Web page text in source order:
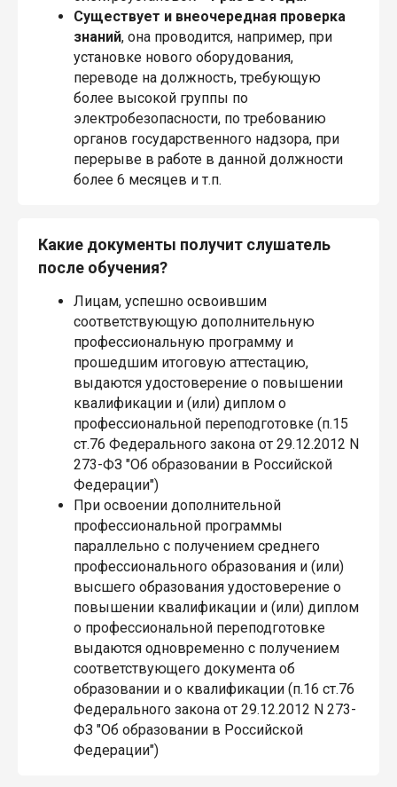
Существует и внеочередная проверка
знаний, она проводится, например, при
установке нового оборудования,
переводе на должность, требующую
более высокой группы по
электробезопасности, по требованию
органов государственного надзора, при
перерыве в работе в данной должности
более 6 месяцев и т.п.
Какие документы получит слушатель
после обучения?
Лицам, успешно освоившим
соответствующую дополнительную
профессиональную программу и
прошедшим итоговую аттестацию,
выдаются удостоверение о повышении
квалификации и (или) диплом о
профессиональной переподготовке (п.15
ст.76 Федерального закона от 29.12.2012 N
273-ФЗ "Об образовании в Российской
Федерации")
При освоении дополнительной
профессиональной программы
параллельно с получением среднего
профессионального образования и (или)
высшего образования удостоверение о
повышении квалификации и (или) диплом
о профессиональной переподготовке
выдаются одновременно с получением
соответствующего документа об
образовании и о квалификации (п.16 ст.76
Федерального закона от 29.12.2012 N 273-
ФЗ "Об образовании в Российской
Федерации")